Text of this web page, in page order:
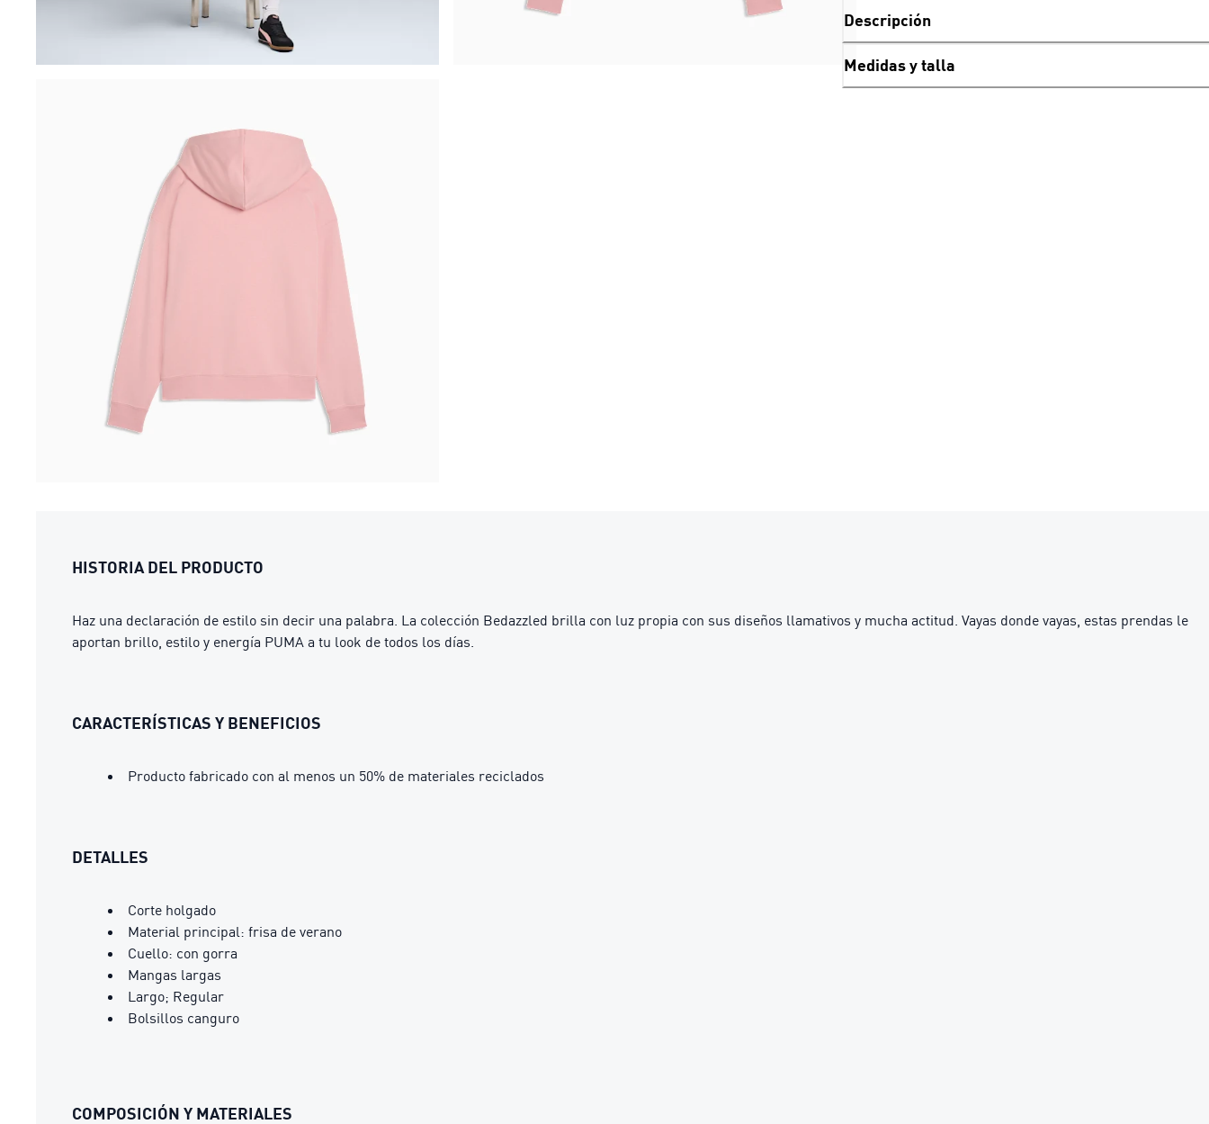
Descripción
Medidas y talla
HISTORIA DEL PRODUCTO
Haz una declaración de estilo sin decir una palabra. La colección Bedazzled brilla con luz propia con sus diseños llamativos y mucha actitud. Vayas donde vayas, estas prendas le
aportan brillo, estilo y energía PUMA a tu look de todos los días.
CARACTERÍSTICAS Y BENEFICIOS
Producto fabricado con al menos un 50% de materiales reciclados
DETALLES
Corte holgado
Material principal: frisa de verano
Cuello: con gorra
Mangas largas
Largo; Regular
Bolsillos canguro
COMPOSICIÓN Y MATERIALES